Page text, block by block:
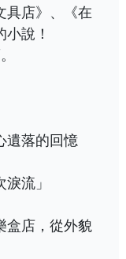
具店》、《在
說！
遺落的回憶
流」
盒店，從外貌